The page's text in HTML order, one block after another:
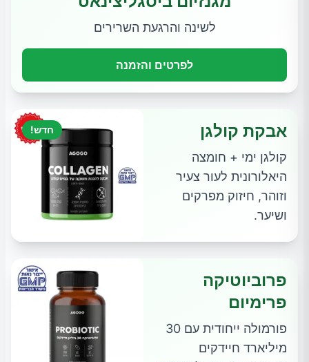
לשינה והרגעת השרירים
לפרטים והזמנה
חדש! אבקת קולגן
קולגן ימי + חומצה
היאלורונית לעור צעיר
וזוהר, חיזוק מפרקים
ושיער.
פרוביוטיקה
פרימיום
פורמולה ייחודית עם 30
מיליארד חיידקים